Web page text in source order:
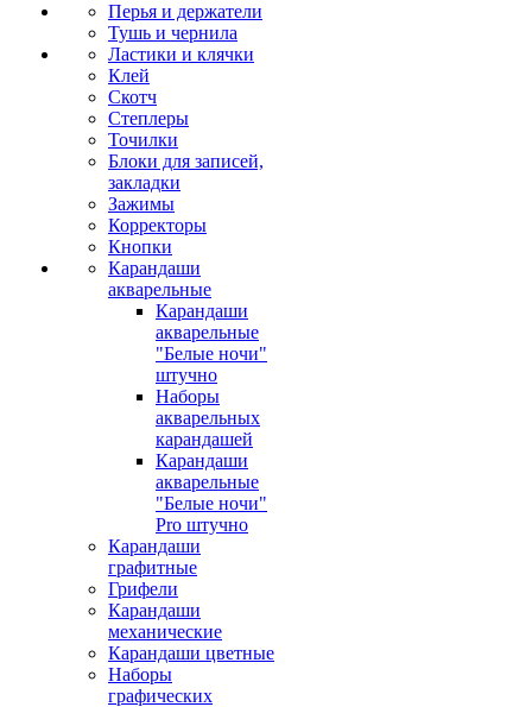
Перья и держатели
Тушь и чернила
Ластики и клячки
Клей
Скотч
Степлеры
Точилки
Блоки для записей,
закладки
Зажимы
Корректоры
Кнопки
Карандаши
акварельные
Карандаши
акварельные
"Белые ночи"
штучно
Наборы
акварельных
карандашей
Карандаши
акварельные
"Белые ночи"
Pro штучно
Карандаши
графитные
Грифели
Карандаши
механические
Карандаши цветные
Наборы
графических